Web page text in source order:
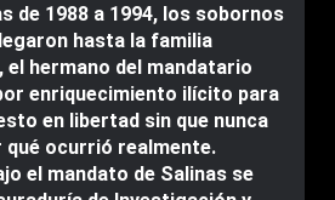
de 1988 a 1994, los sobornos
hasta la familia
el hermano del mandatario
enriquecimiento ilícito para
en libertad sin que nunca
qué ocurrió realmente.
el mandato de Salinas se